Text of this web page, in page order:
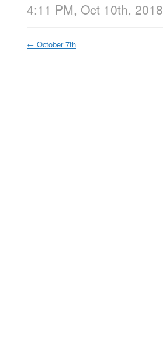
4:11 PM, Oct 10th, 2018
← October 7th